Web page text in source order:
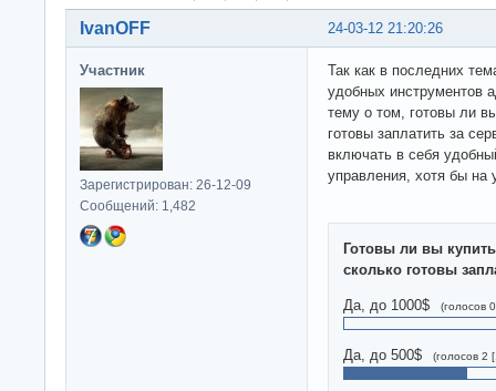
24-03-12 21:20:26
IvanOFF
Участник
Зарегистрирован: 26-12-09
Сообщений: 1,482
Так как в последних
удобных инструментов
тему о том, готовы ли
готовы заплатить за
включать в себя
управления, хотя бы на
Готовы ли вы
сколько готовы
Да, до 1000$ (голосов
Да, до 500$ (голосов 2